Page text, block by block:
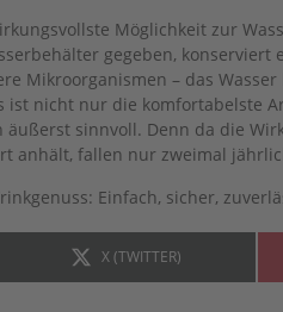
Möglichkeit zur
gegeben,
Mikroorganismen – das
ist nicht nur die komfor­tabelste
sinnvoll. Denn da die
anhält, fallen nur zweimal
Einfach, sicher,
SHARE
ON
X (TWITTER)